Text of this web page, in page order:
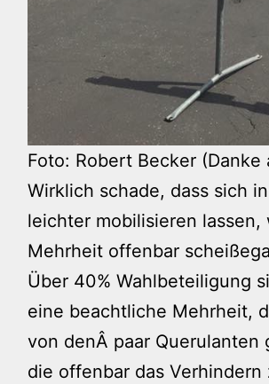
Foto: Robert Becker (Danke
Wirklich schade, dass sich
leichter mobilisieren
Mehrheit offenbar
Über 40% Wahlbeteiligung
eine beachtliche Mehrheit,
von denÂ paar Querulanten
die offenbar das